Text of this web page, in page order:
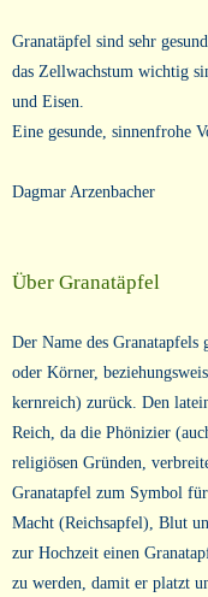
Granatäpfel sind sehr
das Zellwachstum wichtig
und Eisen.
Eine gesunde, sinnenfrohe
Dagmar Arzenbacher
Über Granatäpfel
Der Name des
oder Körner,
kernreich) zurück. Den
Reich, da die Phönizier
religiösen Gründen,
Granatapfel zum Symbol
Macht (Reichsapfel), Blut
zur Hochzeit einen
zu werden, damit er platzt